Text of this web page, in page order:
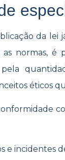
da lei
normas, é
pela
éticos
e incidentes